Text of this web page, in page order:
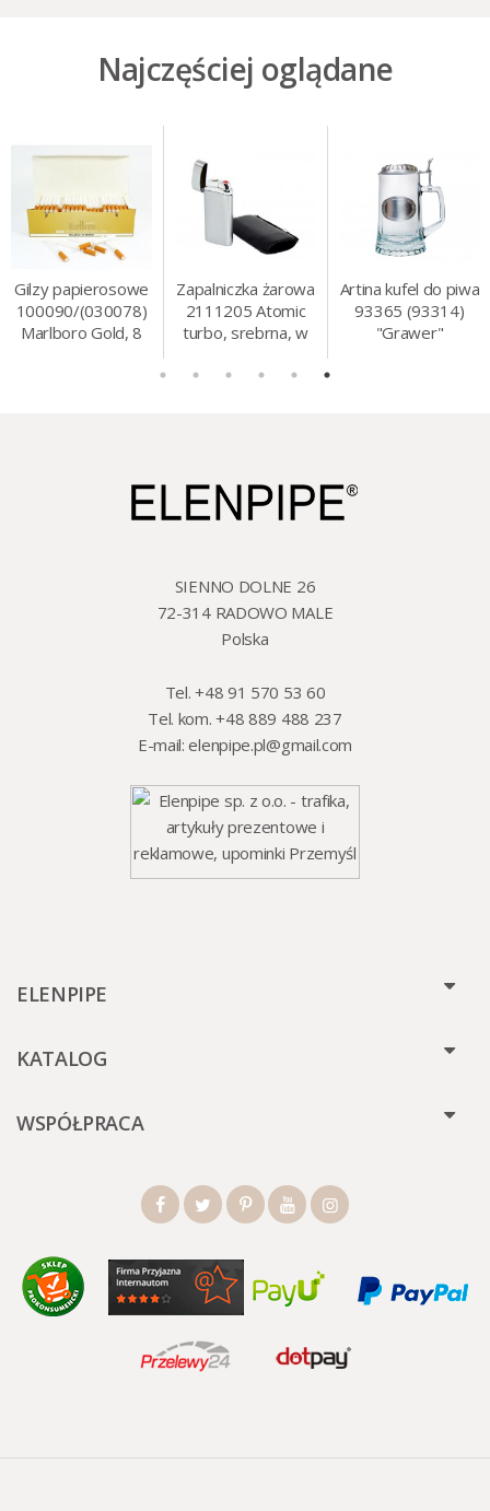
Najczęściej oglądane
Gilzy papierosowe
100090/(030078)
Marlboro Gold, 8
Zapalniczka żarowa
2111205 Atomic
turbo, srebrna, w
Artina kufel do piwa
93365 (93314)
"Grawer"
SIENNO DOLNE 26
72-314 RADOWO MALE
Polska
Tel. +48 91 570 53 60
Tel. kom. +48 889 488 237
E-mail:elenpipe.pl@gmail.com
ELENPIPE
KATALOG
WSPÓŁPRACA